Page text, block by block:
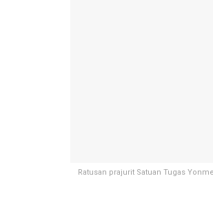
Ratusan prajurit Satuan Tugas